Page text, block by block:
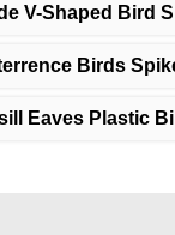
V-Shaped Bird
Birds
Eaves Plastic